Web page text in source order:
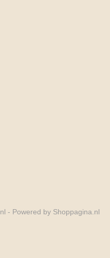
- Powered by Shoppagina.nl